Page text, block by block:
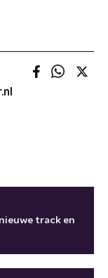
track en